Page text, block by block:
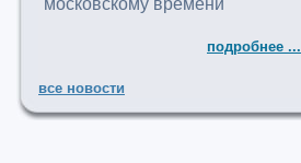
московскому времени
подробнее ...
все новости